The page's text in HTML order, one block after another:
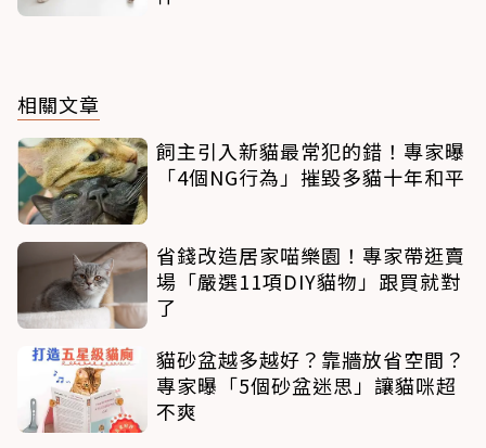
相關文章
飼主引入新貓最常犯的錯！專家曝
「4個NG行為」摧毀多貓十年和平
省錢改造居家喵樂園！專家帶逛賣
場「嚴選11項DIY貓物」跟買就對
了
貓砂盆越多越好？靠牆放省空間？
專家曝「5個砂盆迷思」讓貓咪超
不爽